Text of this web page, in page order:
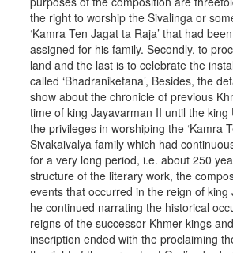
the right to worship the Sivalinga or
‘Kamra Ten Jagat ta Raja’ that had
assigned for his family. Secondly, to
land and the last is to celebrate the
called ‘Bhadraniketana’, Besides, the
show about the chronicle of previous
time of king Jayavarman II until the king
the privileges in worshiping the ‘Kamra
Sivakaivalya family which had
for a very long period, i.e. about 250
structure of the literary work, the
events that occurred in the reign of king
he continued narrating the historical
reigns of the successor Khmer kings
inscription ended with the proclaiming